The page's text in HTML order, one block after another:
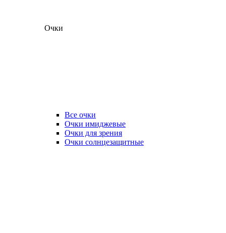
Очки
Все очки
Очки имиджевые
Очки для зрения
Очки солнцезащитные